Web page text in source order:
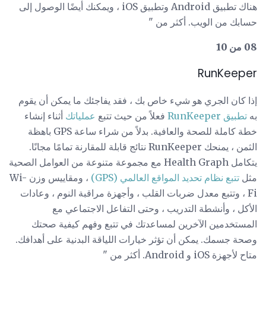
هناك تطبيق Android وتطبيق iOS ، ويمكنك أيضًا الوصول إلى
حسابك من الويب. أكثر من "
08 من 10
RunKeeper
إذا كان الجري هو شيء خاص بك ، فقد يفاجئك ما يمكن أن يقوم
به تطبيق RunKeeper فعلاً من حيث تتبع عملياتك أثناء إنشاء
خطة كاملة للصحة والعافية. بدلاً من شراء ساعة GPS باهظة
الثمن ، يمنحك RunKeeper نتائج قابلة للمقارنة تمامًا مجانًا.
يتكامل Health Graph مع مجموعة متنوعة من العوامل الصحية
مثل تتبع نظام تحديد المواقع العالمي (GPS)
، ومقاييس وزن Wi-
Fi ، وتتبع معدل ضربات القلب ، وأجهزة مراقبة النوم ، وعادات
الأكل ، وأنشطة التدريب ، وحتى التفاعل الاجتماعي مع
المستخدمين الآخرين لمساعدتك في تتبع وفهم كيفية صحتك
وصحة جسمك. يمكن أن تؤثر خيارات اللياقة البدنية على أهدافك.
متاح لأجهزة iOS و Android. أكثر من "